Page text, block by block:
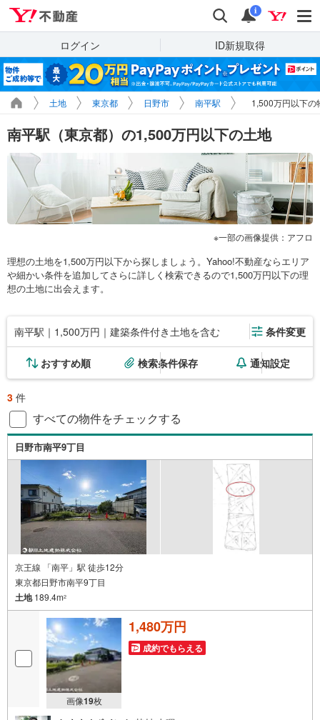
検索 通知
i
ログイン ID新規取得
土地 東京都 日野市 南平駅 1,500万円以下の
南平駅（東京都）の1,500万円以下の土地
一部の画像提供：アフロ
理想の土地を1,500万円以下から探しましょう。Yahoo!不動産ならエリア
や細かい条件を追加してさらに詳しく検索できるので1,500万円以下の理
想の土地に出会えます。
南平駅｜1,500万円｜建築条件付き土地を含む 条件変更
おすすめ順 検索条件保存 通知設定
3 件
すべての物件をチェックする
日野市南平9丁目
京王線 「南平」駅 徒歩12分
東京都日野市南平9丁目
土地189.4m2
画像19枚
1,480万円
成約でもらえる